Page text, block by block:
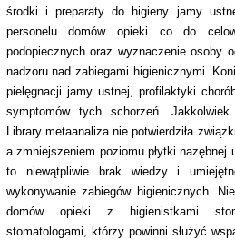
środki i preparaty do higieny jamy
personelu domów opieki co do
podopiecznych oraz wyznaczenie osoby
nadzoru nad zabiegami higienicznymi.
pielęgnacji jamy ustnej, profilaktyki
symptomów tych schorzeń.
Library metaanaliza nie potwierdziła
a zmniejszeniem poziomu płytki nazębnej
to niewątpliwie brak wiedzy i
wykonywanie zabiegów higienicznych.
domów opieki z higienistkami
stomatologami, którzy powinni służyć